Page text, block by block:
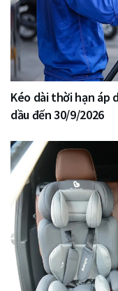
Kéo dài thời hạn áp
dầu đến 30/9/2026